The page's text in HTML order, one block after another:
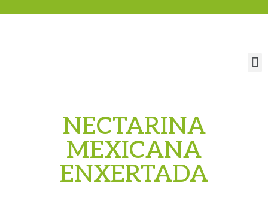
NECTARINA
MEXICANA
ENXERTADA